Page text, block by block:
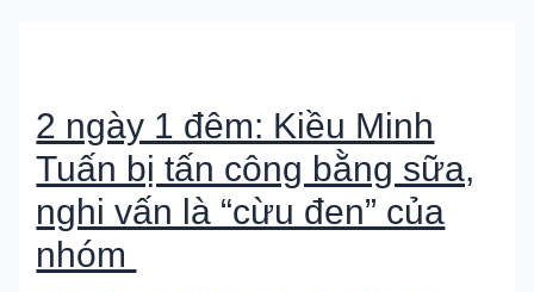
2 ngày 1 đêm: Kiều Minh
Tuấn bị tấn công bằng sữa,
nghi vấn là “cừu đen” của
nhóm